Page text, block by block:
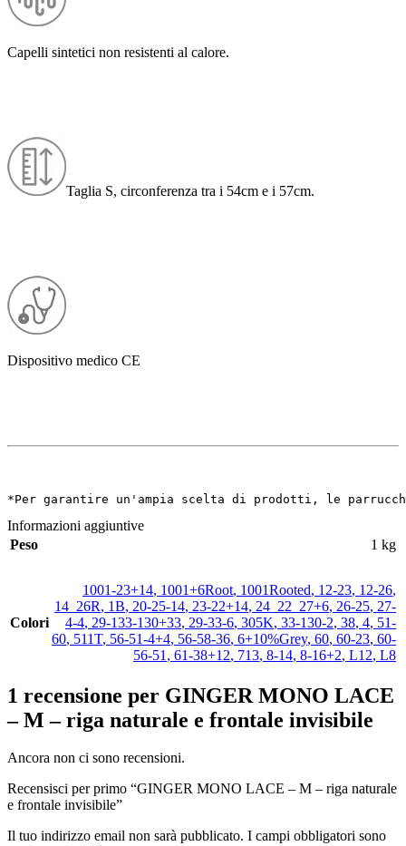
Capelli sintetici non resistenti al calore.
Taglia S, circonferenza tra i 54cm e i 57cm.
Dispositivo medico CE
*Per garantire un'ampia scelta di prodotti, le
Informazioni aggiuntive
Peso
1 kg
Colori
1001-23+14, 1001+6Root, 1001Rooted, 12-23, 12-26,
14_26R, 1B, 20-25-14, 23-22+14, 24_22_27+6, 26-25, 27-
4-4, 29-133-130+33, 29-33-6, 305K, 33-130-2, 38, 4, 51-
60, 511T, 56-51-4+4, 56-58-36, 6+10%Grey, 60, 60-23, 60-
56-51 , 61-38+12, 713, 8-14, 8-16+2, L12, L8
1 recensione per GINGER MONO LACE
– M – riga naturale e frontale invisibile
Ancora non ci sono recensioni.
Recensisci per primo “GINGER MONO LACE – M – riga naturale
e frontale invisibile”
Il tuo indirizzo email non sarà pubblicato. I campi obbligatori sono